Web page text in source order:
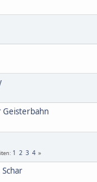
Geisterbahn
1 2 3 4